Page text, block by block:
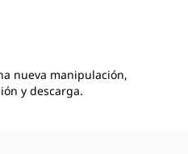
nueva manipulación,
y descarga.